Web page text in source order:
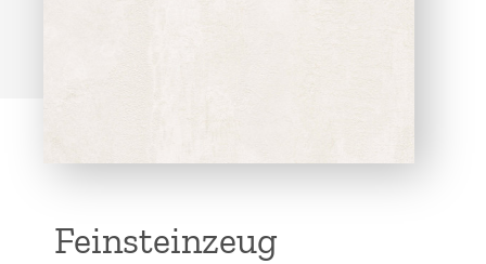
Feinsteinzeug